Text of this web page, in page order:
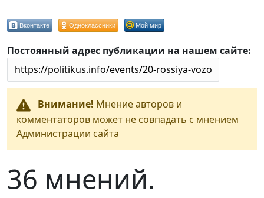
Вконтакте Одноклассники Мой мир
Постоянный адрес публикации на нашем сайте:
Внимание! Мнение авторов и
комментаторов может не совпадать с мнением
Администрации сайта
36 мнений.